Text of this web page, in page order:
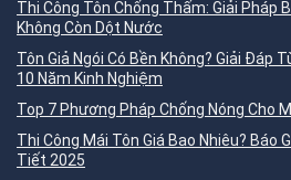
Thi Công Tôn Chống Thấm: Giải Pháp
Không Còn Dột Nước
Tôn Giả Ngói Có Bền Không? Giải Đáp
10 Năm Kinh Nghiệm
Top 7 Phương Pháp Chống Nóng Cho
Thi Công Mái Tôn Giá Bao Nhiêu? Báo
Tiết 2025